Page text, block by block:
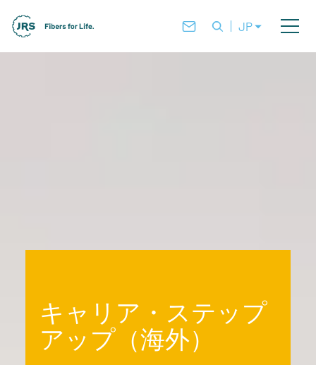
JP
キャリア・ステップ
アップ（海外）